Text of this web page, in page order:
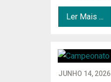
Ler Mais ...
JUNHO 14, 2026